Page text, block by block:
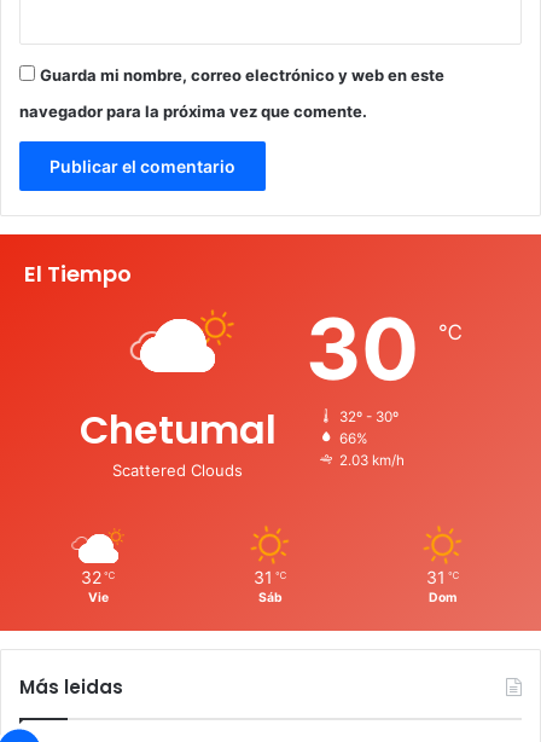
Guarda mi nombre, correo electrónico y web en este
navegador para la próxima vez que comente.
El Tiempo
Chetumal
Scattered Clouds
30 ℃
32º - 30º
66%
2.03 km/h
32 ℃
Vie
31 ℃
Sáb
31 ℃
Dom
Más leidas